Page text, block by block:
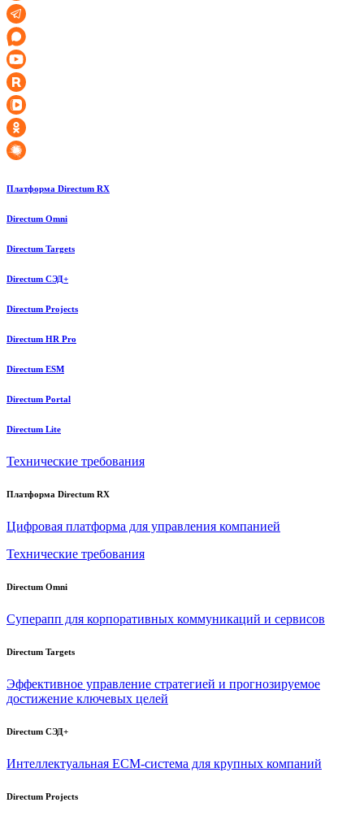
Платформа Directum RX
Directum Omni
Directum Targets
Directum СЭД+
Directum Projects
Directum HR Pro
Directum ESM
Directum Portal
Directum Lite
Технические требования
Платформа Directum RX
Цифровая платформа для управления компанией
Технические требования
Directum Omni
Суперапп для корпоративных коммуникаций и сервисов
Directum Targets
Эффективное управление стратегией и прогнозируемое
достижение ключевых целей
Directum СЭД+
Интеллектуальная ECM-система для крупных компаний
Directum Projects